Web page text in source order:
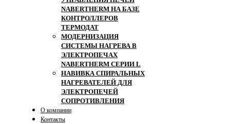
NABERTHERM НА БАЗЕ
КОНТРОЛЛЕРОВ
ТЕРМОДАТ
МОДЕРНИЗАЦИЯ
СИСТЕМЫ НАГРЕВА В
ЭЛЕКТРОПЕЧАХ
NABERTHERM СЕРИИ L
НАВИВКА СПИРАЛЬНЫХ
НАГРЕВАТЕЛЕЙ ДЛЯ
ЭЛЕКТРОПЕЧЕЙ
СОПРОТИВЛЕНИЯ
О компании
Контакты